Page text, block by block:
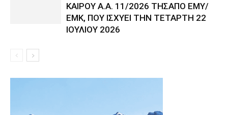
ΚΑΙΡΟΥ Α.Α. 11/2026 ΤΗΣΑΠΟ ΕΜΥ/
ΕΜΚ, ΠΟΥ ΙΣΧΥΕΙ ΤΗΝ ΤΕΤΑΡΤΗ 22
ΙΟΥΛΙΟΥ 2026